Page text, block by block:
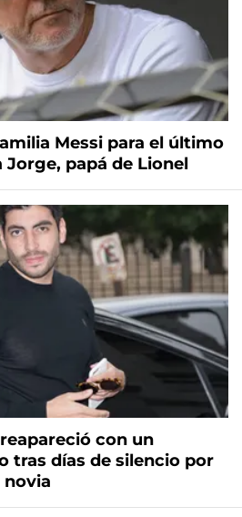
Messi para el último
Jorge, papá de Lionel
con un
tras días de silencio por
novia